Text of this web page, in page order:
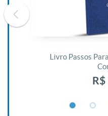
Livro Passos